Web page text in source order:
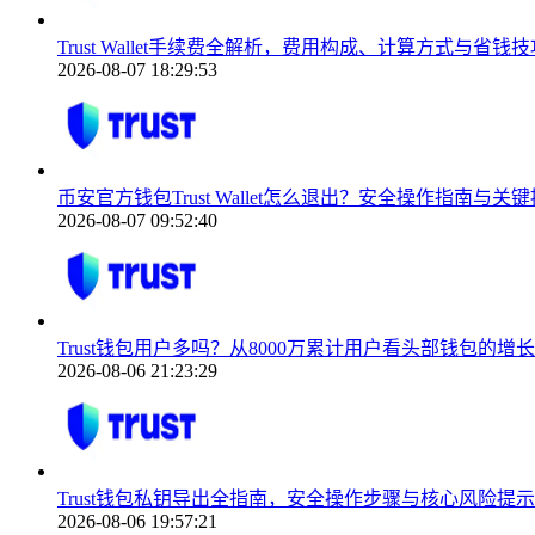
Trust Wallet手续费全解析，费用构成、计算方式与省钱技
2026-08-07 18:29:53
币安官方钱包Trust Wallet怎么退出？安全操作指南与关键
2026-08-07 09:52:40
Trust钱包用户多吗？从8000万累计用户看头部钱包的增
2026-08-06 21:23:29
Trust钱包私钥导出全指南，安全操作步骤与核心风险提示
2026-08-06 19:57:21